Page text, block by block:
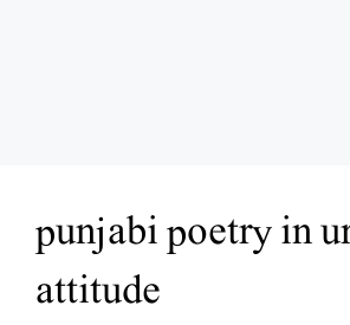
punjabi poetry in
attitude